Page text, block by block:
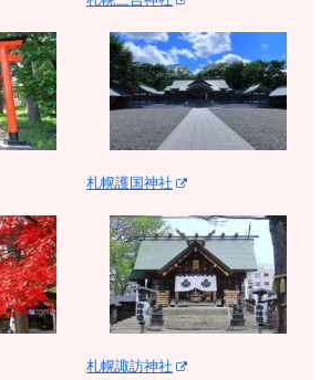
札幌護国神社
札幌諏訪神社